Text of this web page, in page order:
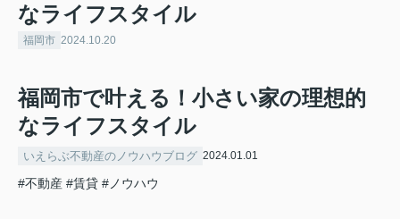
なライフスタイル
福岡市 2024.10.20
福岡市で叶える！小さい家の理想的
なライフスタイル
いえらぶ不動産のノウハウブログ 2024.01.01
#不動産 #賃貸 #ノウハウ